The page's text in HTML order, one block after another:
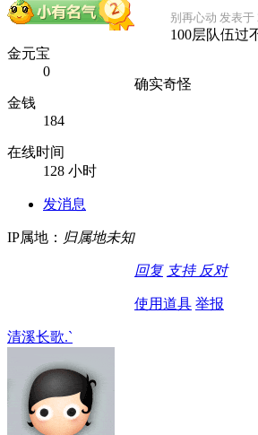
金元宝
0
金钱
184
在线时间
128 小时
发消息
IP属地： 归属地未知
别再心动 发表于
100层队伍过
确实奇怪
回复 支持 反对
使用道具 举报
清溪长歌.`